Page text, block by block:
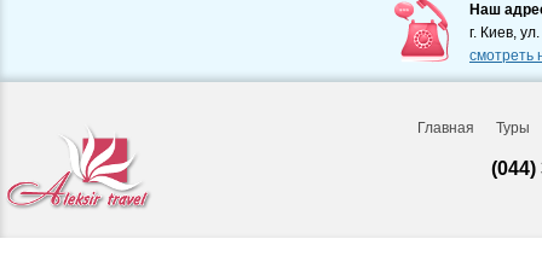
Наш
г. Киев,
смотреть
Главная Туры
(044)